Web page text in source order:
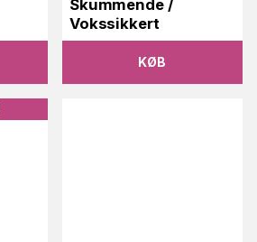
Skummende /
Vokssikkert
KØB